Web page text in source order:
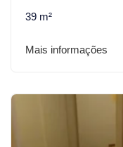
39 m²
Mais informações